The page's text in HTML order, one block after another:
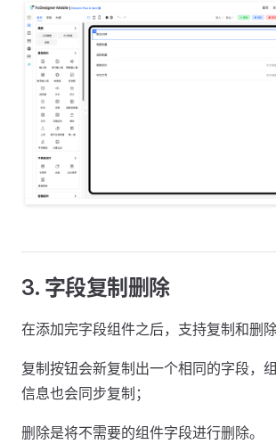
3. 字段复制删除
在添加完字段组件之后，支持复制和删除
复制按钮会新复制出一个相同的字段，
信息也会同步复制；
删除是将不需要的组件字段进行删除。